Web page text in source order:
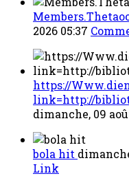
2026 05:37
https://
link=http://
dimanche, 09
bola hit
Link